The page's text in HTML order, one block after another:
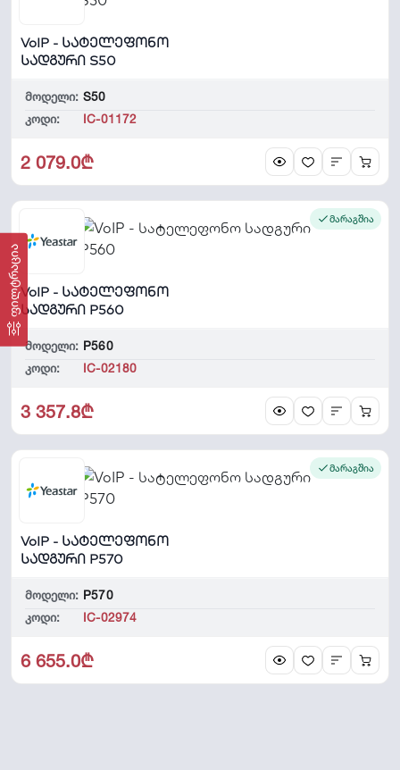
ფილტრაცია
VoIP - სატელეფონო
სადგური S50
მოდელი: S50
კოდი:
IC-01172
2 079.0₾
მარაგშია
VoIP - სატელეფონო
სადგური P560
მოდელი: P560
კოდი:
IC-02180
3 357.8₾
მარაგშია
VoIP - სატელეფონო
სადგური P570
მოდელი: P570
კოდი:
IC-02974
6 655.0₾